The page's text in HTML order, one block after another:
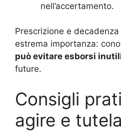
nell’accertamento.
Prescrizione e
estrema importanza:
può evitare esborsi
future.
Consigli
agire e